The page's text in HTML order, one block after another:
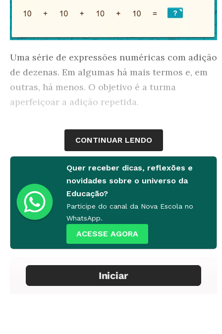
Uma série de expressões numéricas com adição
de dezenas. Em algumas há mais termos e, em
outras, há menos. O objetivo é a turma
aperfeiçoar a adição repetida.
CONTINUAR LENDO
Quer receber dicas, reflexões e
novidades sobre o universo da
Educação?
Participe do canal da Nova Escola no
WhatsApp.
ACESSE AGORA